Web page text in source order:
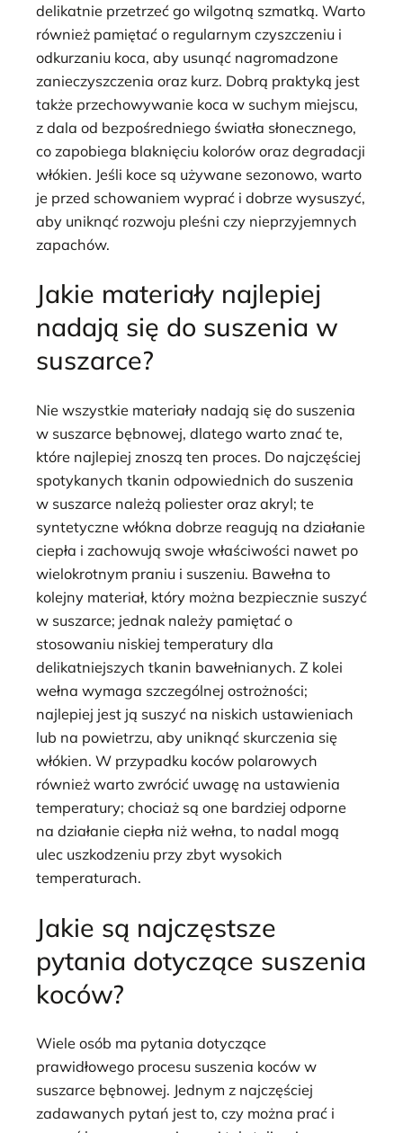
delikatnie przetrzeć go wilgotną szmatką. Warto
również pamiętać o regularnym czyszczeniu i
odkurzaniu koca, aby usunąć nagromadzone
zanieczyszczenia oraz kurz. Dobrą praktyką jest
także przechowywanie koca w suchym miejscu,
z dala od bezpośredniego światła słonecznego,
co zapobiega blaknięciu kolorów oraz degradacji
włókien. Jeśli koce są używane sezonowo, warto
je przed schowaniem wyprać i dobrze wysuszyć,
aby uniknąć rozwoju pleśni czy nieprzyjemnych
zapachów.
Jakie materiały najlepiej
nadają się do suszenia w
suszarce?
Nie wszystkie materiały nadają się do suszenia
w suszarce bębnowej, dlatego warto znać te,
które najlepiej znoszą ten proces. Do najczęściej
spotykanych tkanin odpowiednich do suszenia
w suszarce należą poliester oraz akryl; te
syntetyczne włókna dobrze reagują na działanie
ciepła i zachowują swoje właściwości nawet po
wielokrotnym praniu i suszeniu. Bawełna to
kolejny materiał, który można bezpiecznie suszyć
w suszarce; jednak należy pamiętać o
stosowaniu niskiej temperatury dla
delikatniejszych tkanin bawełnianych. Z kolei
wełna wymaga szczególnej ostrożności;
najlepiej jest ją suszyć na niskich ustawieniach
lub na powietrzu, aby uniknąć skurczenia się
włókien. W przypadku koców polarowych
również warto zwrócić uwagę na ustawienia
temperatury; chociaż są one bardziej odporne
na działanie ciepła niż wełna, to nadal mogą
ulec uszkodzeniu przy zbyt wysokich
temperaturach.
Jakie są najczęstsze
pytania dotyczące suszenia
koców?
Wiele osób ma pytania dotyczące
prawidłowego procesu suszenia koców w
suszarce bębnowej. Jednym z najczęściej
zadawanych pytań jest to, czy można prać i